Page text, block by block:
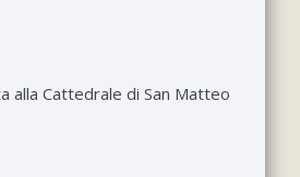
alla Cattedrale di San Matteo